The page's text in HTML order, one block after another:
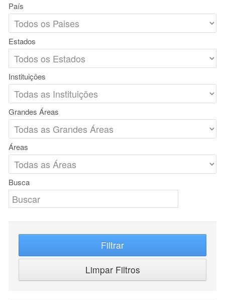
País
Estados
Instituições
Grandes Áreas
Áreas
Busca
Filtrar
Limpar Filtros